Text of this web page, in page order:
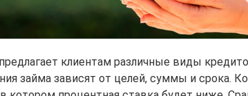
клиентам различные виды
займа зависят от целей, суммы и срока.